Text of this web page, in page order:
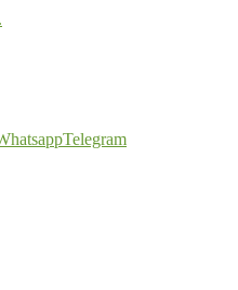
Telegram